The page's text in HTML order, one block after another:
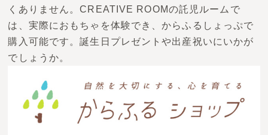
くありません。CREATIVE ROOMの託児ルームで
は、実際におもちゃを体験でき、からふるしょっぷで
購入可能です。誕生日プレゼントや出産祝いにいかが
でしょうか。